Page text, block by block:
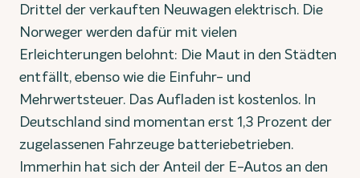
Drittel der verkauften Neuwagen elektrisch. Die
Norweger werden dafür mit vielen
Erleichterungen belohnt: Die Maut in den Städten
entfällt, ebenso wie die Einfuhr- und
Mehrwertsteuer. Das Aufladen ist kostenlos. In
Deutschland sind momentan erst 1,3 Prozent der
zugelassenen Fahrzeuge batteriebetrieben.
Immerhin hat sich der Anteil der E-Autos an den